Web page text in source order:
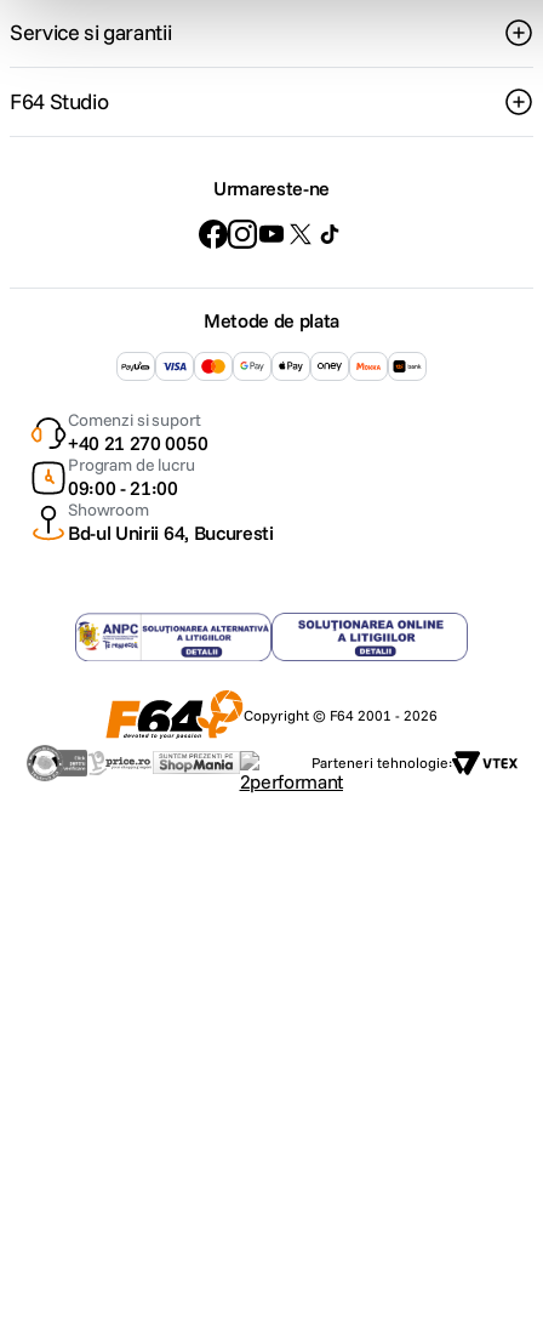
Service si garantii
F64 Studio
Urmareste-ne
Metode de plata
Comenzi si suport
+40 21 270 0050
Program de lucru
09:00 - 21:00
Showroom
Bd-ul Unirii 64, Bucuresti
Copyright © F64 2001 - 2026
Parteneri tehnologie: